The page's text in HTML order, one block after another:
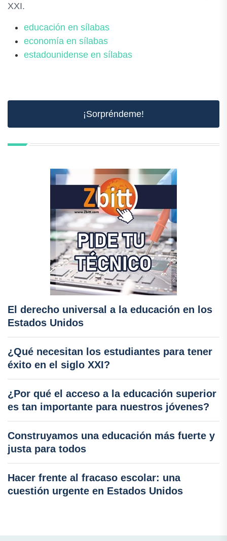
XXI.
educación en sílabas
economía en sílabas
estadounidense en sílabas
¡Sorpréndeme!
El derecho universal a la educación en los
Estados Unidos
¿Qué necesitan los estudiantes para tener
éxito en el siglo XXI?
¿Por qué el acceso a la educación superior
es tan importante para nuestros jóvenes?
Construyamos una educación más fuerte y
justa para todos
Hacer frente al fracaso escolar: una
cuestión urgente en Estados Unidos